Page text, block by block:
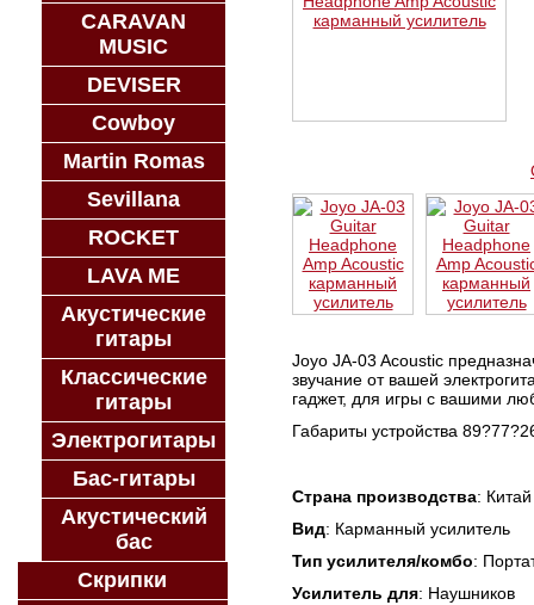
Joyo JA-03 Acoustic
звучание от вашей
гаджет, для игры с вашими
Габариты устройства
Страна производства: Китай
Вид: Карманный усилитель
Тип усилителя/комбо:
Усилитель для: Наушников
CARAVAN
MUSIC
DEVISER
Cowboy
Martin Romas
Sevillana
ROCKET
LAVA ME
Акустические
гитары
Классические
гитары
Электрогитары
Бас-гитары
Акустический
бас
Скрипки